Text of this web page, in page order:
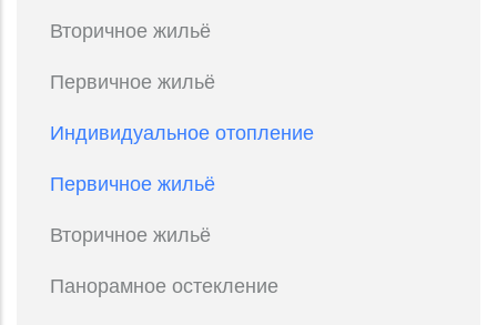
Вторичное жильё
Первичное жильё
Индивидуальное отопление
Первичное жильё
Вторичное жильё
Панорамное остекление